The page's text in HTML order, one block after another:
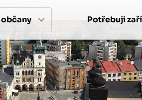
občany Potřebuji